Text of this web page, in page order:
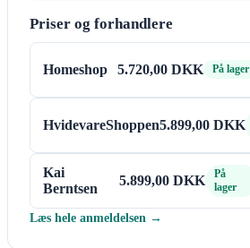
Priser og forhandlere
Homeshop 5.720,00 DKK På lager
HvidevareShoppen5.899,00 DKK
Kai
Berntsen
5.899,00 DKK
På
lager
Læs hele anmeldelsen →